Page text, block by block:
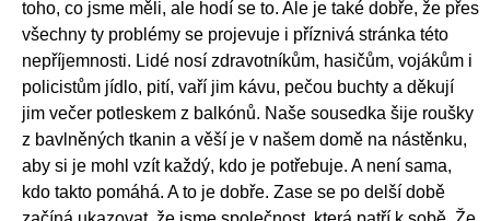
toho, co jsme měli, ale hodí se to. Ale je také dobře, že přes
všechny ty problémy se projevuje i příznivá stránka této
nepříjemnosti. Lidé nosí zdravotníkům, hasičům, vojákům i
policistům jídlo, pití, vaří jim kávu, pečou buchty a děkují
jim večer potleskem z balkónů. Naše sousedka šije roušky
z bavlněných tkanin a věší je v našem domě na nástěnku,
aby si je mohl vzít každý, kdo je potřebuje. A není sama,
kdo takto pomáhá. A to je dobře. Zase se po delší době